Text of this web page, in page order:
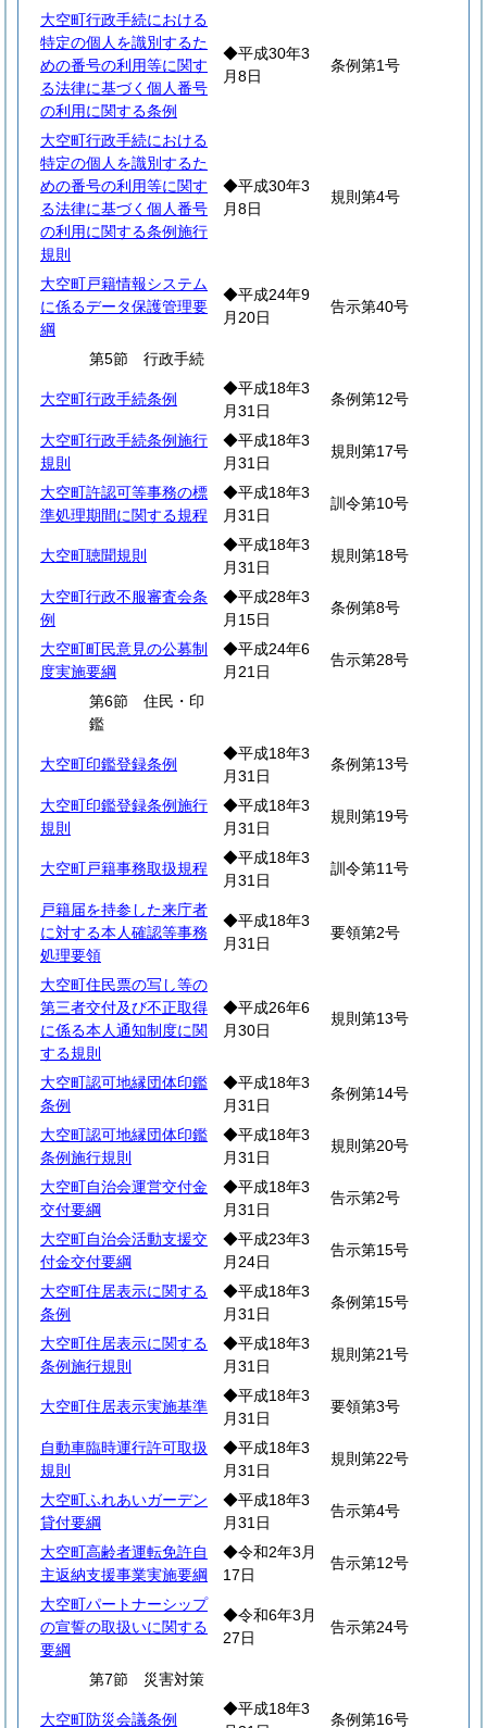
大空町行政手続における
特定の個人を識別するた
めの番号の利用等に関す
る法律に基づく個人番号
の利用に関する条例
◆平成30年3
月8日
条例第1号
大空町行政手続における
特定の個人を識別するた
めの番号の利用等に関す
る法律に基づく個人番号
の利用に関する条例施行
規則
◆平成30年3
月8日
規則第4号
大空町戸籍情報システム
に係るデータ保護管理要
綱
◆平成24年9
月20日
告示第40号
第5節 行政手続
大空町行政手続条例
◆平成18年3
月31日
条例第12号
大空町行政手続条例施行
規則
◆平成18年3
月31日
規則第17号
大空町許認可等事務の標
準処理期間に関する規程
◆平成18年3
月31日
訓令第10号
大空町聴聞規則
◆平成18年3
月31日
規則第18号
大空町行政不服審査会条
例
◆平成28年3
月15日
条例第8号
大空町町民意見の公募制
度実施要綱
◆平成24年6
月21日
告示第28号
第6節 住民・印
鑑
大空町印鑑登録条例
◆平成18年3
月31日
条例第13号
大空町印鑑登録条例施行
規則
◆平成18年3
月31日
規則第19号
大空町戸籍事務取扱規程
◆平成18年3
月31日
訓令第11号
戸籍届を持参した来庁者
に対する本人確認等事務
処理要領
◆平成18年3
月31日
要領第2号
大空町住民票の写し等の
第三者交付及び不正取得
に係る本人通知制度に関
する規則
◆平成26年6
月30日
規則第13号
大空町認可地縁団体印鑑
条例
◆平成18年3
月31日
条例第14号
大空町認可地縁団体印鑑
条例施行規則
◆平成18年3
月31日
規則第20号
大空町自治会運営交付金
交付要綱
◆平成18年3
月31日
告示第2号
大空町自治会活動支援交
付金交付要綱
◆平成23年3
月24日
告示第15号
大空町住居表示に関する
条例
◆平成18年3
月31日
条例第15号
大空町住居表示に関する
条例施行規則
◆平成18年3
月31日
規則第21号
大空町住居表示実施基準
◆平成18年3
月31日
要領第3号
自動車臨時運行許可取扱
規則
◆平成18年3
月31日
規則第22号
大空町ふれあいガーデン
貸付要綱
◆平成18年3
月31日
告示第4号
大空町高齢者運転免許自
主返納支援事業実施要綱
◆令和2年3月
17日
告示第12号
大空町パートナーシップ
の宣誓の取扱いに関する
要綱
◆令和6年3月
27日
告示第24号
第7節 災害対策
大空町防災会議条例
◆平成18年3
条例第16号